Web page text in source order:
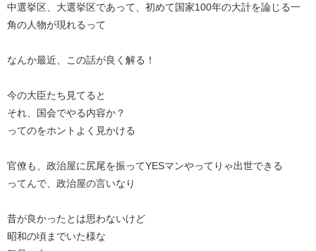
中選挙区、大選挙区であって、初めて国家100年の大計を論じる一
角の人物が現れるって
なんか最近、この話が良く解る！
今の大臣たち見てると
それ、国会でやる内容か？
ってのをホントよく見かける
官僚も、政治屋に尻尾を振ってYESマンやってりゃ出世できる
ってんで、政治屋の言いなり
昔が良かったとは思わないけど
昭和の頃までいた様な